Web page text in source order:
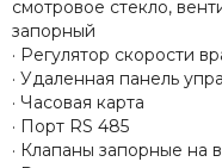
смотровое стекло,
запорный
· Регулятор скорости
· Удаленная панель
· Часовая карта
· Порт RS 485
· Клапаны запорные на